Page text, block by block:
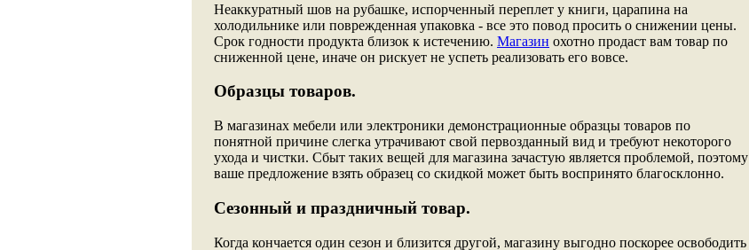
Неаккуратный шов на рубашке, испорченный переплет у книги, царапина на
холодильнике или поврежденная упаковка - все это повод просить о снижении цены.
Срок годности продукта близок к истечению. Магазин охотно продаст вам товар по
сниженной цене, иначе он рискует не успеть реализовать его вовсе.
Образцы товаров.
В магазинах мебели или электроники демонстрационные образцы товаров по
понятной причине слегка утрачивают свой первозданный вид и требуют некоторого
ухода и чистки. Сбыт таких вещей для магазина зачастую является проблемой, поэтому
ваше предложение взять образец со скидкой может быть воспринято благосклонно.
Сезонный и праздничный товар.
Когда кончается один сезон и близится другой, магазину выгодно поскорее освободить